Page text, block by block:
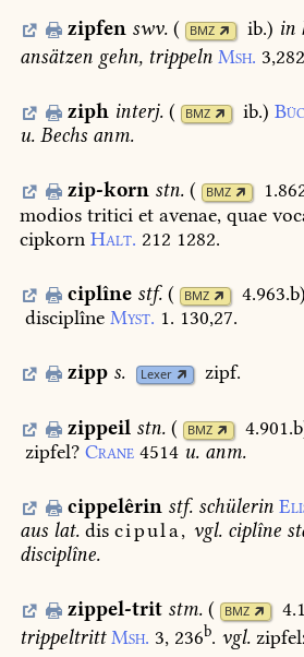
zipfen swv. ( BMZ ib.) in
ansätzen gehn, trippeln Msh.
ziph interj. ( BMZ ib.)
u. Bechs anm.
zip-korn stn. ( BMZ
modios tritici et avenae, quae
cipkorn Halt. 212 1282.
ciplîne stf. ( BMZ 4.963.b
disciplîne Myst. 1. 130,27.
zipp s. Lexer zipf.
zippeil stn. ( BMZ 4.901.b
zipfel? Crane 4514 u. anm.
cippelêrin stf. schülerin
aus lat. dis cipula, vgl. ciplîne
disciplîne.
zippel-trit stm. ( BMZ
trippeltritt Msh. 3, 236b. vgl.